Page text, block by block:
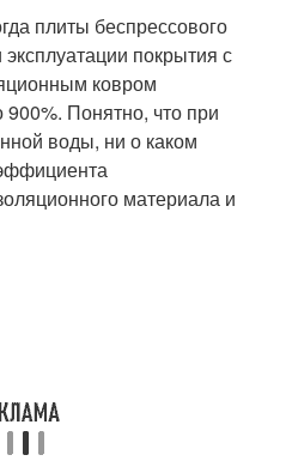
плиты беспрессового
покрытия с
ковром
Понятно, что при
воды, ни о каком
материала и